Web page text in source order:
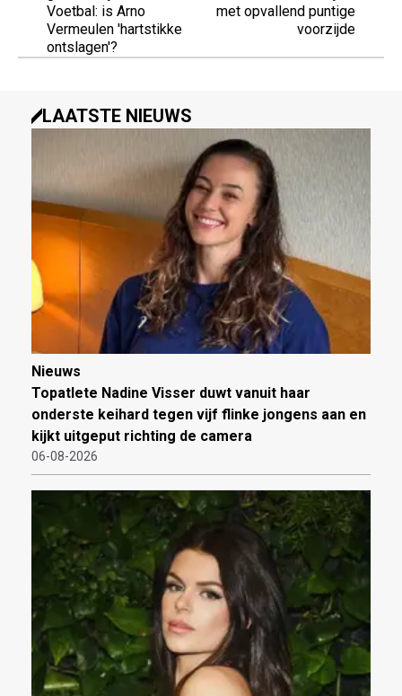
Voetbal: is Arno
Vermeulen 'hartstikke
ontslagen'?
met opvallend puntige
voorzijde
LAATSTE NIEUWS
Nieuws
Topatlete Nadine Visser duwt vanuit haar
onderste keihard tegen vijf flinke jongens aan en
kijkt uitgeput richting de camera
06-08-2026